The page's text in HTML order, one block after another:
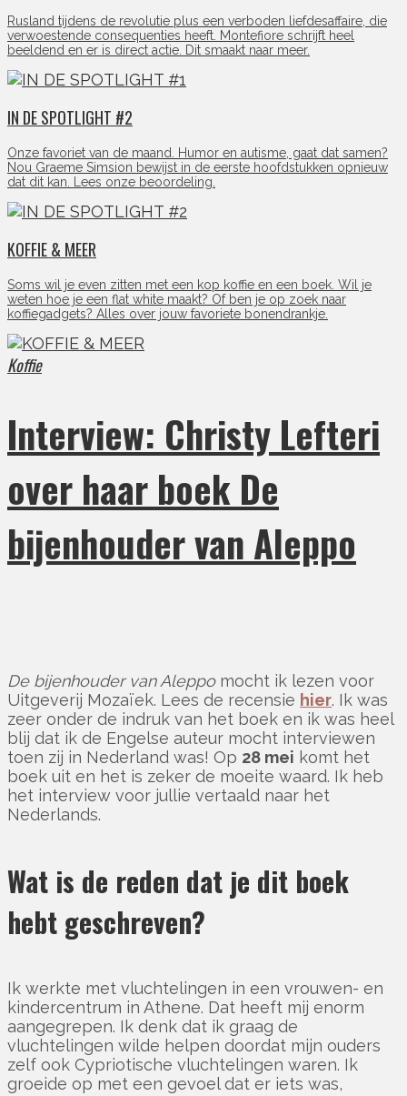
Rusland tijdens de revolutie plus een verboden liefdesaffaire, die
verwoestende consequenties heeft. Montefiore schrijft heel
beeldend en er is direct actie. Dit smaakt naar meer.
IN DE SPOTLIGHT #2
Onze favoriet van de maand. Humor en autisme, gaat dat samen?
Nou Graeme Simsion bewijst in de eerste hoofdstukken opnieuw
dat dit kan. Lees onze beoordeling.
KOFFIE & MEER
Soms wil je even zitten met een kop koffie en een boek. Wil je
weten hoe je een flat white maakt? Of ben je op zoek naar
koffiegadgets? Alles over jouw favoriete bonendrankje.
Koffie
Interview: Christy Lefteri
over haar boek De
bijenhouder van Aleppo
De bijenhouder van Aleppomocht ik lezen voor
Uitgeverij Mozaïek. Lees de recensie hier. Ik was
zeer onder de indruk van het boek en ik was heel
blij dat ik de Engelse auteur mocht interviewen
toen zij in Nederland was! Op 28 mei komt het
boek uit en het is zeker de moeite waard. Ik heb
het interview voor jullie vertaald naar het
Nederlands.
Wat is de reden dat je dit boek
hebt geschreven?
Ik werkte met vluchtelingen in een vrouwen- en
kindercentrum in Athene. Dat heeft mij enorm
aangegrepen. Ik denk dat ik graag de
vluchtelingen wilde helpen doordat mijn ouders
zelf ook Cypriotische vluchtelingen waren. Ik
groeide op met een gevoel dat er iets was,